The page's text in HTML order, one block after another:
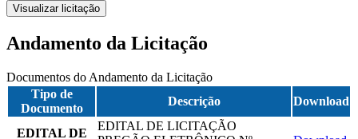
Visualizar licitação
Andamento da Licitação
Documentos do Andamento da Licitação
Tipo de
Documento
Descrição Download
EDITAL DE
EDITAL DE LICITAÇÃO